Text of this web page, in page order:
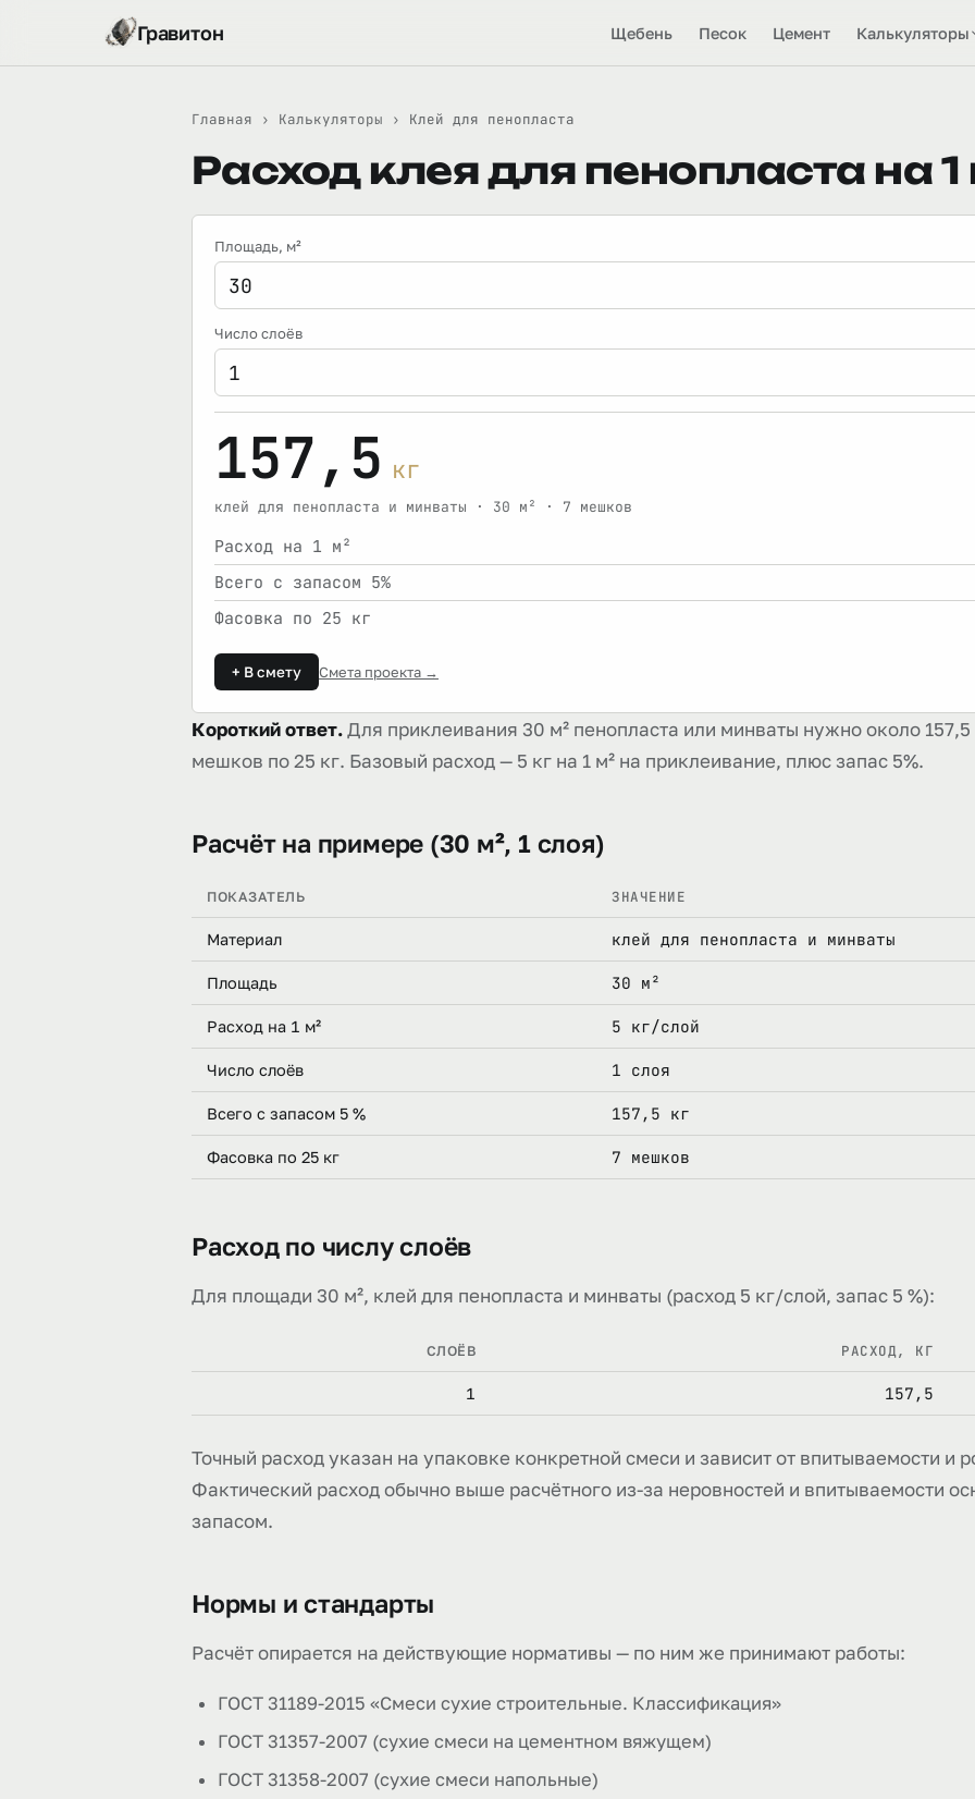
Гравитон Щебень Песок Цемент Калькуляторы
Главная › Калькуляторы › Клей для пенопласта
Расход клея для пенопласта на 1
Площадь, м²
Число слоёв
157,5 кг
клей для пенопласта и минваты · 30 м² · 7 мешков
Расход на 1 м²
Всего с запасом 5%
Фасовка по 25 кг
+ В смету Смета проекта →
Короткий ответ.Для приклеивания 30 м² пенопласта или минваты нужно около 157,5
мешков по 25 кг. Базовый расход — 5 кг на 1 м² на приклеивание, плюс запас 5%.
Расчёт на примере (30 м², 1 слоя)
ПОКАЗАТЕЛЬ ЗНАЧЕНИЕ
Материал клей для пенопласта и минваты
Площадь 30 м²
Расход на 1 м² 5 кг/слой
Число слоёв 1 слоя
Всего с запасом 5 % 157,5 кг
Фасовка по 25 кг 7 мешков
Расход по числу слоёв
Для площади 30 м², клей для пенопласта и минваты (расход 5 кг/слой, запас 5 %):
СЛОЁВ РАСХОД, КГ
1 157,5
Точный расход указан на упаковке конкретной смеси и зависит от впитываемости и
Фактический расход обычно выше расчётного из-за неровностей и впитываемости
запасом.
Нормы и стандарты
Расчёт опирается на действующие нормативы — по ним же принимают работы:
ГОСТ 31189-2015 «Смеси сухие строительные. Классификация»
ГОСТ 31357-2007 (сухие смеси на цементном вяжущем)
ГОСТ 31358-2007 (сухие смеси напольные)